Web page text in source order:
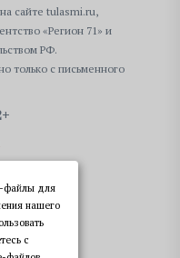
сайте tulasmi.ru,
«Регион 71» и
РФ.
только с письменного
файлы для
нашего
с